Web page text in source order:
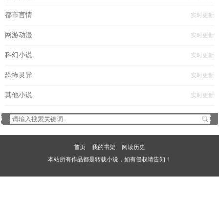
都市言情 实时更新
网游动漫 实时更新
科幻小说 实时更新
恐怖灵异 实时更新
其他小说 实时更新
首页 我的书架
阅读历史
本站所有作品都是转载小说，如有侵权请告知！